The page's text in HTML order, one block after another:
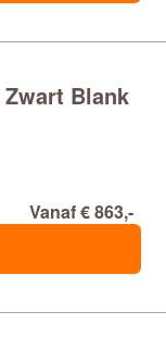
Zwart Blank
Vanaf € 863,-